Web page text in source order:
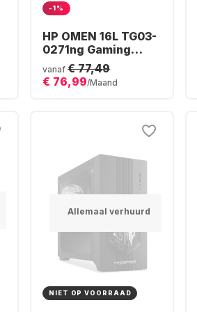
-1%
HP OMEN 16L TG03-
0271ng Gaming
Desktop - AMD
Ryzen™ 7 8700F -
16GB - 512GB SSD -
vanaf € 77,49
€ 76,99/Maand
Allemaal verhuurd
NIET OP VOORRAAD